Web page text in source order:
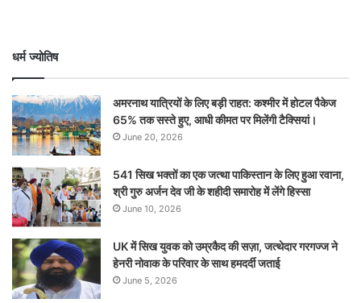
धर्म ज्योतिष
अमरनाथ यात्रियों के लिए बड़ी राहत: कश्मीर में होटल पैकेज
65% तक सस्ते हुए, आधी कीमत पर मिलेंगी टैक्सियां।
June 20, 2026
541 सिख भक्तों का एक जत्था पाकिस्तान के लिए हुआ रवाना,
श्री गुरु अर्जन देव जी के शहीदी समारोह में लेंगे हिस्सा
June 10, 2026
UK में सिख युवक को उम्रकैद की सज़ा, जत्थेदार गरगज्ज ने
हेनरी नोवाक के परिवार के साथ हमदर्दी जताई
June 5, 2026